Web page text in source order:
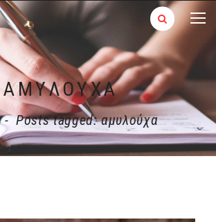
ΑΜΥΛΟΎΧΑ
- Posts tagged: αμυλούχα